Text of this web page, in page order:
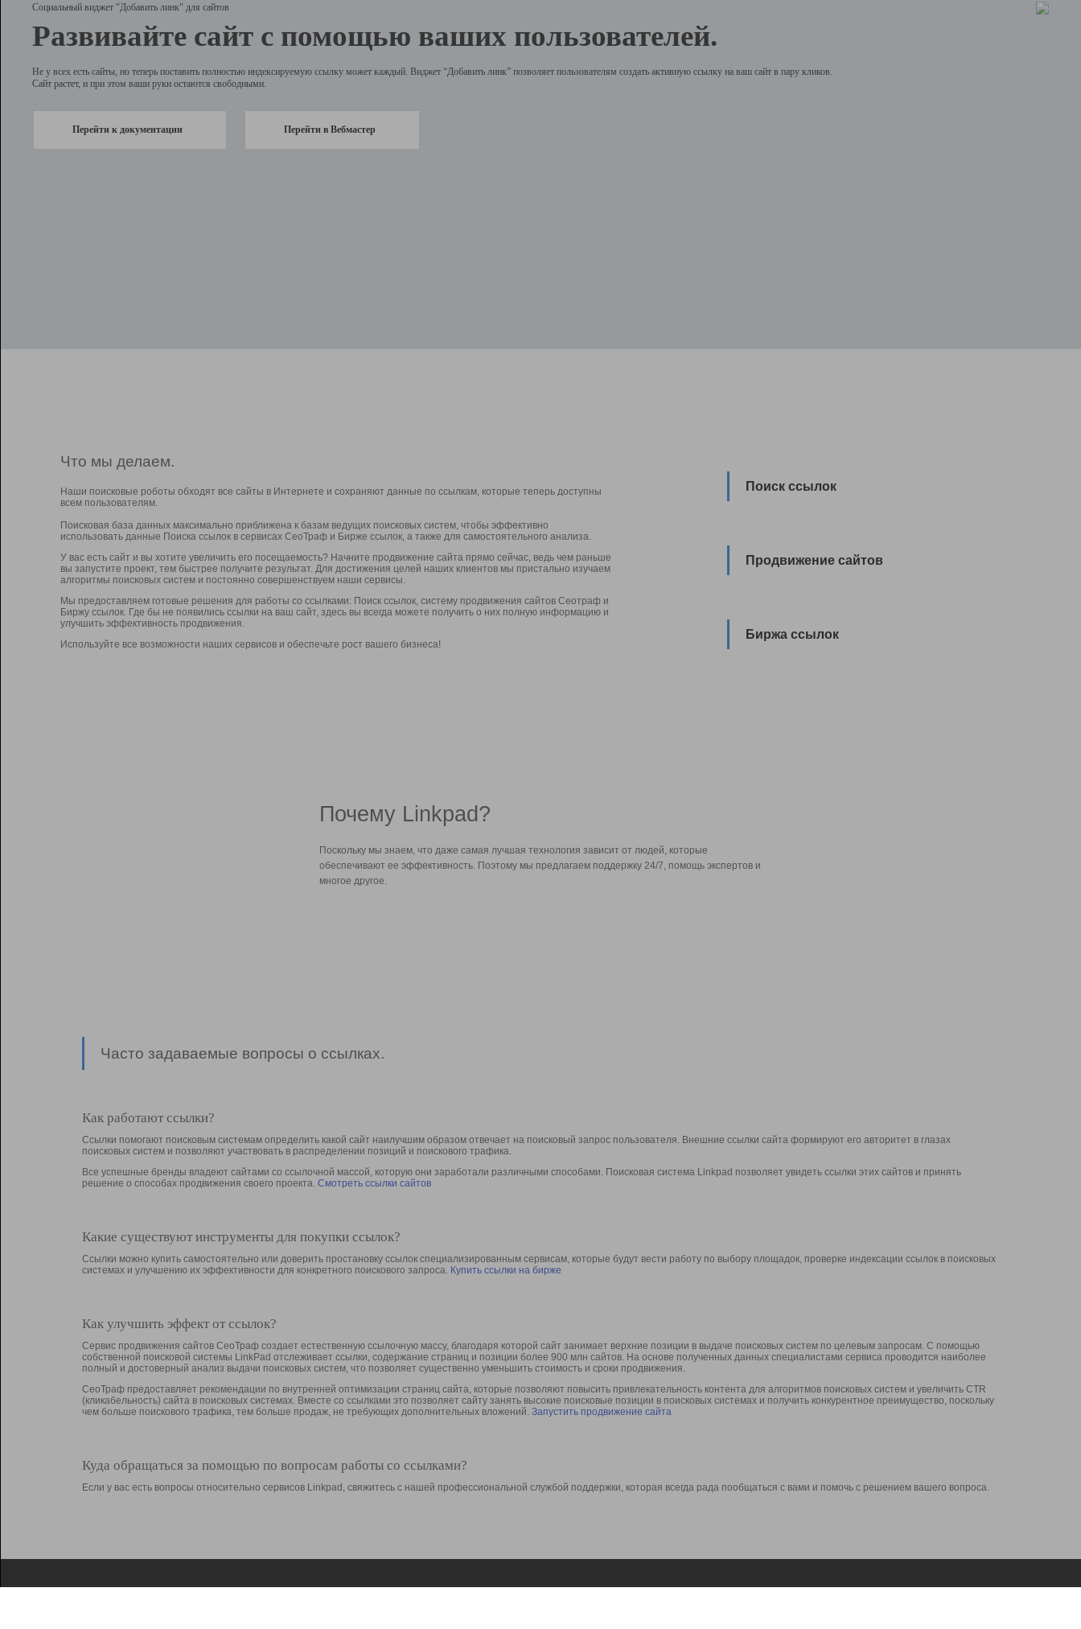
Социальный виджет "Добавить линк" для сайтов
Развивайте сайт с помощью ваших пользователей.
Не у всех есть сайты, но теперь поставить полностью индексируемую ссылку может каждый. Виджет “Добавить линк” позволяет пользователям создать активную ссылку на ваш сайт в пару кликов.
Сайт растет, и при этом ваши руки остаются свободными.
Перейти к документации Перейти в Вебмастер
Что мы делаем.
Наши поисковые роботы обходят все сайты в Интернете и сохраняют данные по ссылкам, которые теперь доступны
всем пользователям.
Поисковая база данных максимально приближена к базам ведущих поисковых систем, чтобы эффективно
использовать данные Поиска ссылок в сервисах СеоТраф и Бирже ссылок, а также для самостоятельного анализа.
У вас есть сайт и вы хотите увеличить его посещаемость? Начните продвижение сайта прямо сейчас, ведь чем раньше
вы запустите проект, тем быстрее получите результат. Для достижения целей наших клиентов мы пристально изучаем
алгоритмы поисковых систем и постоянно совершенствуем наши сервисы.
Мы предоставляем готовые решения для работы со ссылками: Поиск ссылок, систему продвижения сайтов Сеотраф и
Биржу ссылок. Где бы не появились ссылки на ваш сайт, здесь вы всегда можете получить о них полную информацию и
улучшить эффективность продвижения.
Используйте все возможности наших сервисов и обеспечьте рост вашего бизнеса!
Поиск ссылок
Продвижение сайтов
Биржа ссылок
Почему Linkpad?
Поскольку мы знаем, что даже самая лучшая технология зависит от людей, которые
обеспечивают ее эффективность. Поэтому мы предлагаем поддержку 24/7, помощь экспертов и
многое другое.
Часто задаваемые вопросы о ссылках.
Как работают ссылки?
Ссылки помогают поисковым системам определить какой сайт наилучшим образом отвечает на поисковый запрос пользователя. Внешние ссылки сайта формируют его авторитет в глазах
поисковых систем и позволяют участвовать в раcпределении позиций и поискового трафика.
Все успешные бренды владеют сайтами со ссылочной массой, которую они заработали различными способами. Поисковая система Linkpad позволяет увидеть ссылки этих сайтов и принять
решение о способах продвижения своего проекта. Смотреть ссылки сайтов
Какие существуют инструменты для покупки ссылок?
Ссылки можно купить самостоятельно или доверить простановку ссылок специализированным сервисам, которые будут вести работу по выбору площадок, проверке индексации ссылок в поисковых
системах и улучшению их эффективности для конкретного поискового запроса. Купить ссылки на бирже
Как улучшить эффект от ссылок?
Сервис продвижения сайтов СеоТраф создает естественную ссылочную массу, благодаря которой сайт занимает верхние позиции в выдаче поисковых систем по целевым запросам. С помощью
собственной поисковой системы LinkPad отслеживает ссылки, содержание страниц и позиции более 900 млн сайтов. На основе полученных данных специалистами сервиса проводится наиболее
полный и достоверный анализ выдачи поисковых систем, что позволяет существенно уменьшить стоимость и сроки продвижения.
СеоТраф предоставляет рекомендации по внутренней оптимизации страниц сайта, которые позволяют повысить привлекательность контента для алгоритмов поисковых систем и увеличить CTR
(кликабельность) сайта в поисковых системах. Вместе со ссылками это позволяет сайту занять высокие поисковые позиции в поисковых системах и получить конкурентное преимущество, поскольку
чем больше поискового трафика, тем больше продаж, не требующих дополнительных вложений. Запустить продвижение сайта
Куда обращаться за помощью по вопросам работы со ссылками?
Если у вас есть вопросы относительно сервисов Linkpad, свяжитесь с нашей профессиональной службой поддержки, которая всегда рада пообщаться с вами и помочь с решением вашего вопроса.